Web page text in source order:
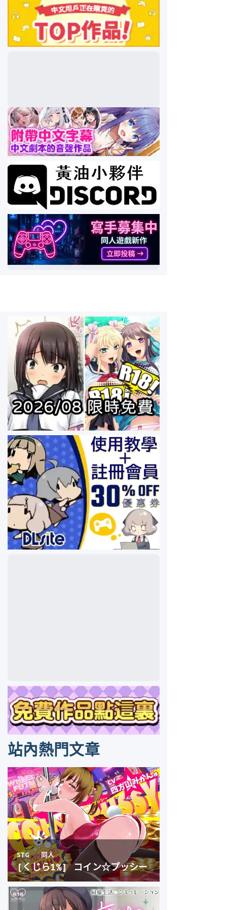
站內熱門文章